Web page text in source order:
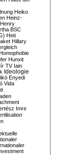
Heiko
Heinz-
Henry
BSC
Heti
Hillary
Hunxit
TV Iain
Ideologie
Enyedi
Vida
Imre